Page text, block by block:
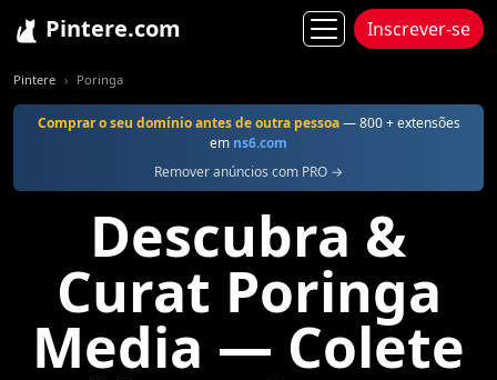
Pintere.com Inscrever-se
Pintere Poringa
Comprar o seu domínio antes de outra pessoa— 800 + extensões
em ns6.com
Remover anúncios com PRO →
Descubra &
Curat Poringa
Media — Colete